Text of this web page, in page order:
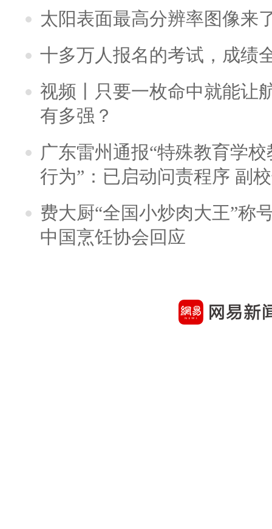
太阳表面最高分辨率图像来
十多万人报名的考试，成绩
视频丨只要一枚命中就能让
有多强？
广东雷州通报“特殊教育学
行为”：已启动问责程序 副
费大厨“全国小炒肉大王”称
中国烹饪协会回应